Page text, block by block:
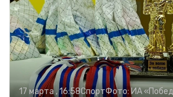
17 марта , 16:58СпортФото:ИА